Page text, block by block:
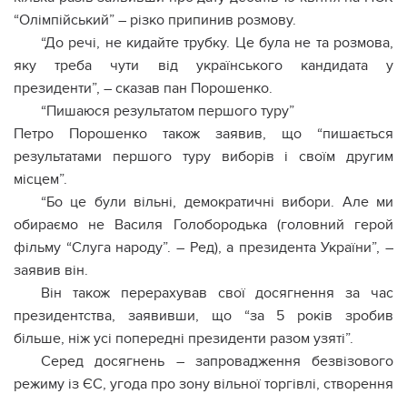
“Олімпійський” – різко припинив розмову.
“До речі, не кидайте трубку. Це була не та розмова,
яку треба чути від українського кандидата у
президенти”, – сказав пан Порошенко.
“Пишаюся результатом першого туру”
Петро Порошенко також заявив, що “пишається
результатами першого туру виборів і своїм другим
місцем”.
“Бо це були вільні, демократичні вибори. Але ми
обираємо не Василя Голобородька (головний герой
фільму “Слуга народу”. – Ред), а президента України”, –
заявив він.
Він також перерахував свої досягнення за час
президентства, заявивши, що “за 5 років зробив
більше, ніж усі попередні президенти разом узяті”.
Серед досягнень – запровадження безвізового
режиму із ЄС, угода про зону вільної торгівлі, створення